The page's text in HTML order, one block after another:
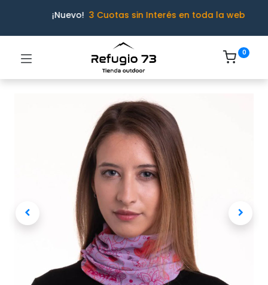
¡Nuevo! 3 Cuotas sin Interés en toda la web
0